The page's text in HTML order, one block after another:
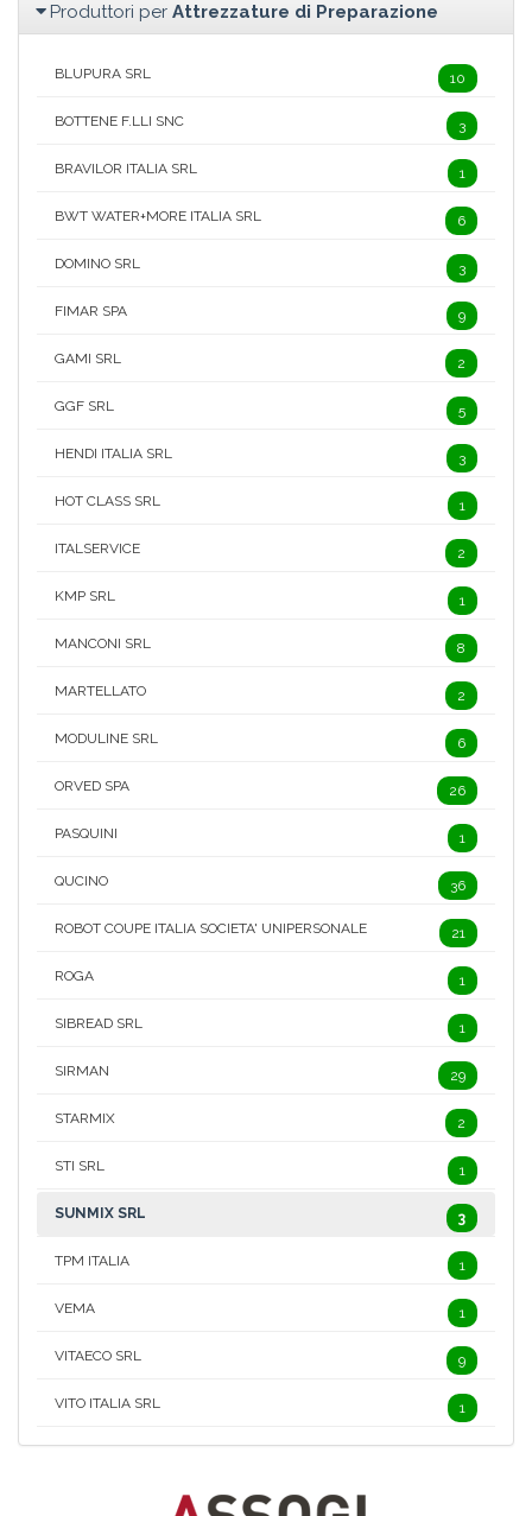
Produttori per Attrezzature di Preparazione
BLUPURA SRL 10
BOTTENE F.LLI SNC 3
BRAVILOR ITALIA SRL 1
BWT WATER+MORE ITALIA SRL 6
DOMINO SRL 3
FIMAR SPA 9
GAMI SRL 2
GGF SRL 5
HENDI ITALIA SRL 3
HOT CLASS SRL 1
ITALSERVICE 2
KMP SRL 1
MANCONI SRL 8
MARTELLATO 2
MODULINE SRL 6
ORVED SPA 26
PASQUINI 1
QUCINO 36
ROBOT COUPE ITALIA SOCIETA' UNIPERSONALE 21
ROGA 1
SIBREAD SRL 1
SIRMAN 29
STARMIX 2
STI SRL 1
SUNMIX SRL 3
TPM ITALIA 1
VEMA 1
VITAECO SRL 9
VITO ITALIA SRL 1